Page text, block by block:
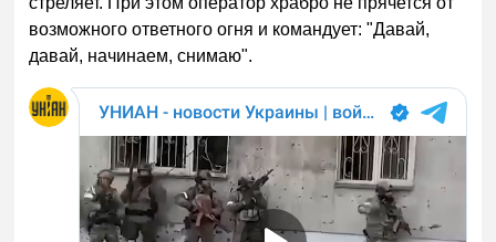
возможного ответного огня и командует: "Давай,
давай, начинаем, снимаю".